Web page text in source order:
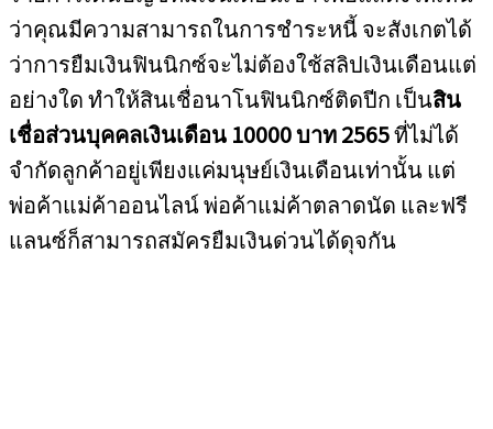
ว่าคุณมีความสามารถในการชำระหนี้ จะสังเกตได้
ว่าการยืมเงินฟินนิกซ์จะไม่ต้องใช้สลิปเงินเดือนแต่
อย่างใด ทำให้สินเชื่อนาโนฟินนิกซ์ติดปีก เป็นสิน
เชื่อส่วนบุคคลเงินเดือน 10000 บาท 2565ที่ไม่ได้
จำกัดลูกค้าอยู่เพียงแค่มนุษย์เงินเดือนเท่านั้น แต่
พ่อค้าแม่ค้าออนไลน์ พ่อค้าแม่ค้าตลาดนัด และฟรี
แลนซ์ก็สามารถสมัครยืมเงินด่วนได้ดุจกัน